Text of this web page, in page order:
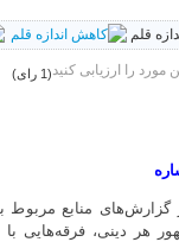
قلم
مورد را ارزیابی کنید(1 رای)
گزارش‌های منابع مربوط
هر دینی، فرقه‌هایی